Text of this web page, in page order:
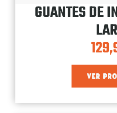
GUANTES DE
VER